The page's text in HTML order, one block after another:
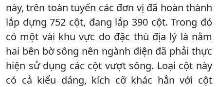
này, trên toàn tuyến các đơn vị đã hoàn thành
lắp dựng 752 cột, đang lắp 390 cột. Trong đó
có một vài khu vực do đặc thù địa lý là nằm
hai bên bờ sông nên ngành điện đã phải thực
hiện sử dụng các cột vượt sông. Loại cột này
có cả kiểu dáng, kích cỡ khác hẳn với cột